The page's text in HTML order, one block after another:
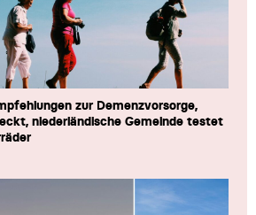
zur Demenzvorsorge,
niederländische Gemeinde testet